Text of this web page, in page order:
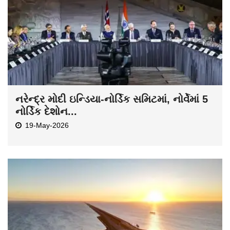
નરેન્દ્ર મોદી ઇન્ડિયા-નોર્ડિક સમિટમાં, નોર્વેમાં 5
નોર્ડિક દેશોન...
19-May-2026